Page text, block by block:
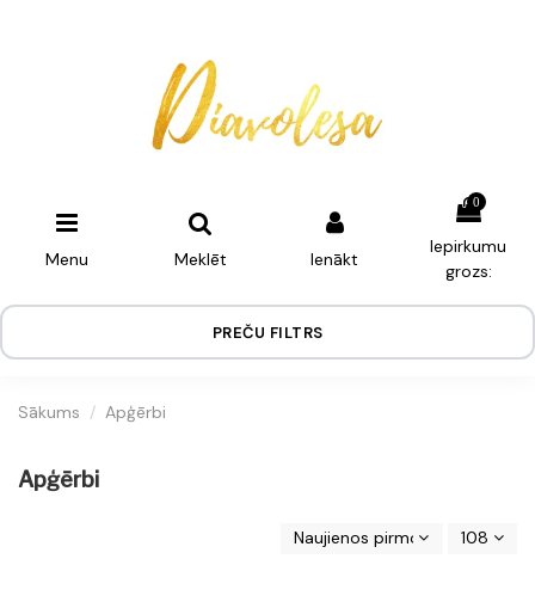
Menu Meklēt Ienākt
0
Iepirkumu
grozs:
PREČU FILTRS
Sākums Apģērbi
Apģērbi
Naujienos pirmos 108